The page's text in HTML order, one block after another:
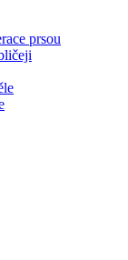
prsou